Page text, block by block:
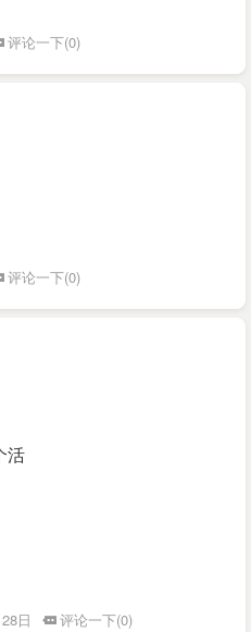
评论一下(0)
评论一下(0)
活
日 评论一下(0)